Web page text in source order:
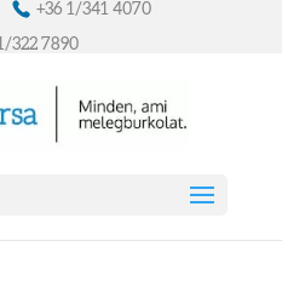
+36 1/341 4070
322 7890